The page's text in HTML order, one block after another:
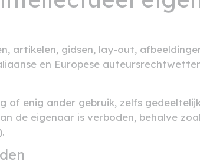
artikelen, gidsen, lay-out,
en Europese
of enig ander gebruik, zelfs
de eigenaar is verboden, behalve